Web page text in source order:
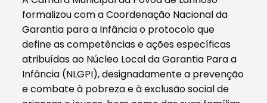
formalizou com a Coordenação Nacional da
Garantia para a Infância o protocolo que
define as competências e ações específicas
atribuídas ao Núcleo Local da Garantia Para a
Infância (NLGPI), designadamente a prevenção
e combate à pobreza e à exclusão social de